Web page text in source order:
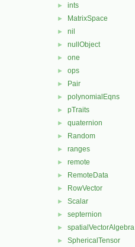
► ints
► MatrixSpace
► nil
► nullObject
► one
► ops
► Pair
► polynomialEqns
► pTraits
► quaternion
► Random
► ranges
► remote
► RemoteData
► RowVector
► Scalar
► septernion
► spatialVectorAlgebra
► SphericalTensor